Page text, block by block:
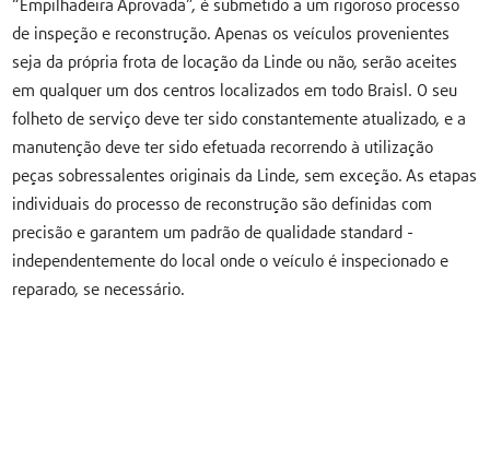
“Empilhadeira Aprovada”, é submetido a um rigoroso processo
de inspeção e reconstrução. Apenas os veículos provenientes
seja da própria frota de locação da Linde ou não, serão aceites
em qualquer um dos centros localizados em todo Braisl. O seu
folheto de serviço deve ter sido constantemente atualizado, e a
manutenção deve ter sido efetuada recorrendo à utilização
peças sobressalentes originais da Linde, sem exceção. As etapas
individuais do processo de reconstrução são definidas com
precisão e garantem um padrão de qualidade standard -
independentemente do local onde o veículo é inspecionado e
reparado, se necessário.